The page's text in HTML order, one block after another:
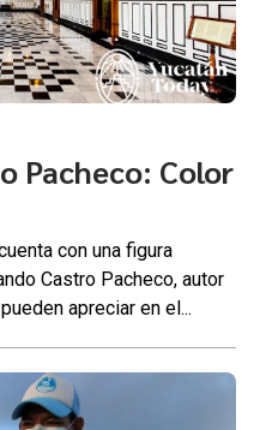
Pacheco: Color
con una figura
Castro Pacheco, autor
apreciar en el...